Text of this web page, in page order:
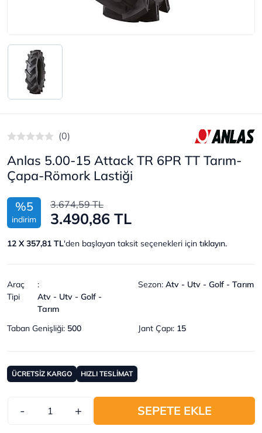
(0)
Anlas 5.00-15 Attack TR 6PR TT Tarım-
Çapa-Römork Lastiği
%5
indirim
3.674,59 TL
3.490,86 TL
12 X 357,81 TL'den başlayan taksit seçenekleri için tıklayın.
Araç
Tipi
:
Atv - Utv - Golf -
Tarım
Sezon: Atv - Utv - Golf - Tarım
Taban Genişliği: 500 Jant Çapı: 15
ÜCRETSİZ KARGO HIZLI TESLİMAT
- + SEPETE EKLE